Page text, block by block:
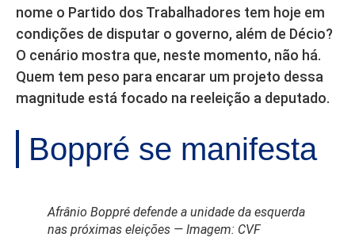
nome o Partido dos Trabalhadores tem hoje em
condições de disputar o governo, além de Décio?
O cenário mostra que, neste momento, não há.
Quem tem peso para encarar um projeto dessa
magnitude está focado na reeleição a deputado.
Boppré se manifesta
Afrânio Boppré defende a unidade da esquerda
nas próximas eleições — Imagem: CVF